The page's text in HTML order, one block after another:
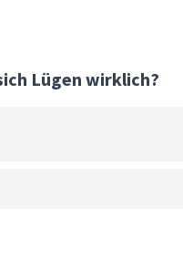
Lügen wirklich?